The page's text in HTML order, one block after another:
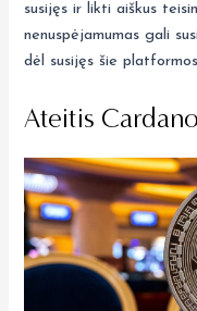
susijęs ir likti aiškus
nenuspėjamumas gali
dėl susijęs šie
Ateitis